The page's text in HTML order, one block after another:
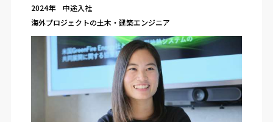
2024年 中途入社
海外プロジェクトの土木・建築エンジニア